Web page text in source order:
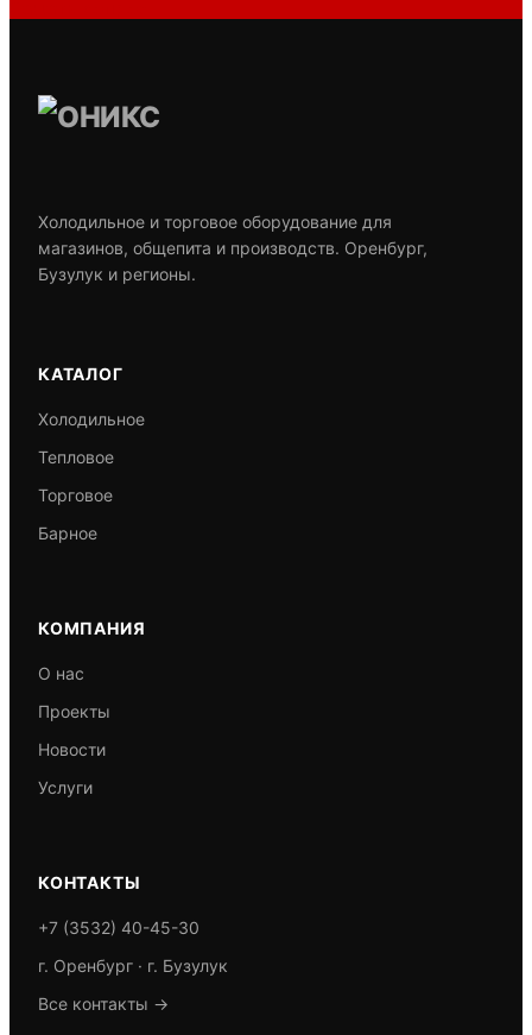
Холодильное и торговое оборудование для
магазинов, общепита и производств. Оренбург,
Бузулук и регионы.
КАТАЛОГ
Холодильное
Тепловое
Торговое
Барное
КОМПАНИЯ
О нас
Проекты
Новости
Услуги
КОНТАКТЫ
+7 (3532) 40-45-30
г. Оренбург · г. Бузулук
Все контакты →